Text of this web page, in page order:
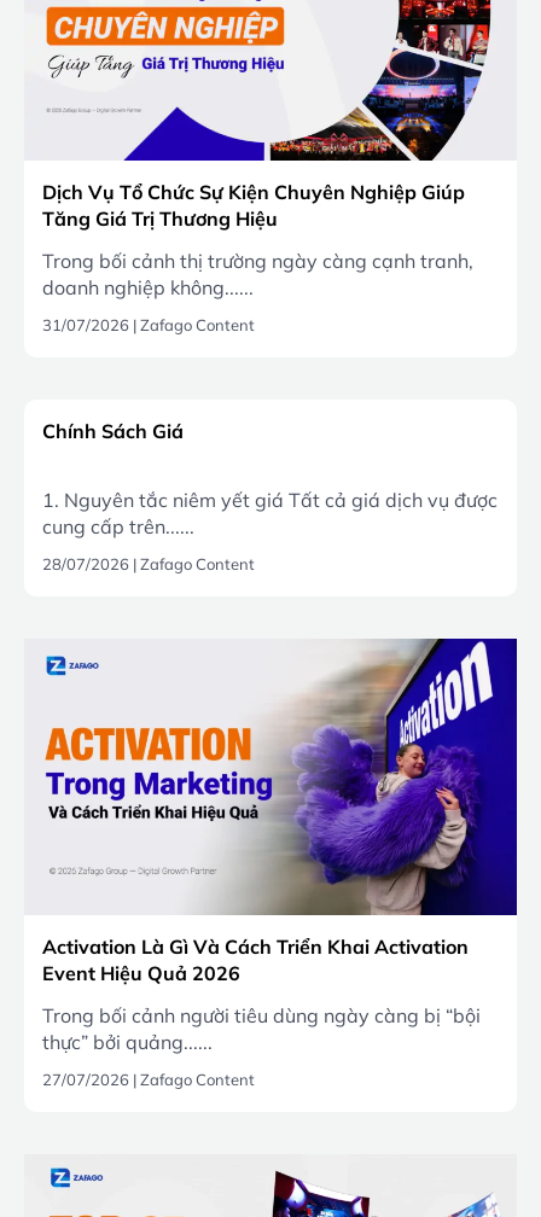
Dịch Vụ Tổ Chức Sự Kiện Chuyên Nghiệp Giúp
Tăng Giá Trị Thương Hiệu
Trong bối cảnh thị trường ngày càng cạnh tranh,
doanh nghiệp không......
31/07/2026 |Zafago Content
Chính Sách Giá
1. Nguyên tắc niêm yết giá Tất cả giá dịch vụ được
cung cấp trên......
28/07/2026 |Zafago Content
Activation Là Gì Và Cách Triển Khai Activation
Event Hiệu Quả 2026
Trong bối cảnh người tiêu dùng ngày càng bị “bội
thực” bởi quảng......
27/07/2026 |Zafago Content